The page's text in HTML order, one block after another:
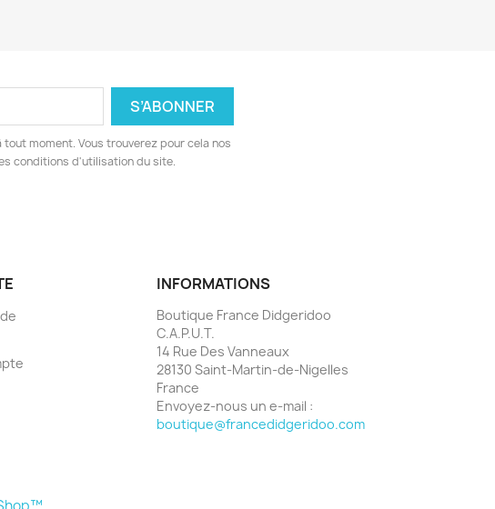
moment. Vous trouverez pour cela nos
conditions d'utilisation du site.
INFORMATIONS
Boutique France Didgeridoo
C.A.P.U.T.
14 Rue Des Vanneaux
28130 Saint-Martin-de-Nigelles
France
Envoyez-nous un e-mail :
boutique@francedidgeridoo.com